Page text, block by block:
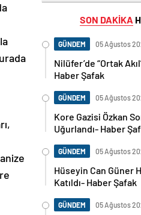
SON DAKİKA
GÜNDEM 05 Ağustos
Nilüfer’de “Ortak
Haber Şafak
GÜNDEM 05 Ağustos
Kore Gazisi Özkan
Uğurlandı- Haber
GÜNDEM 05 Ağustos
Hüseyin Can Güner
Katıldı- Haber Şafak
GÜNDEM 05 Ağustos